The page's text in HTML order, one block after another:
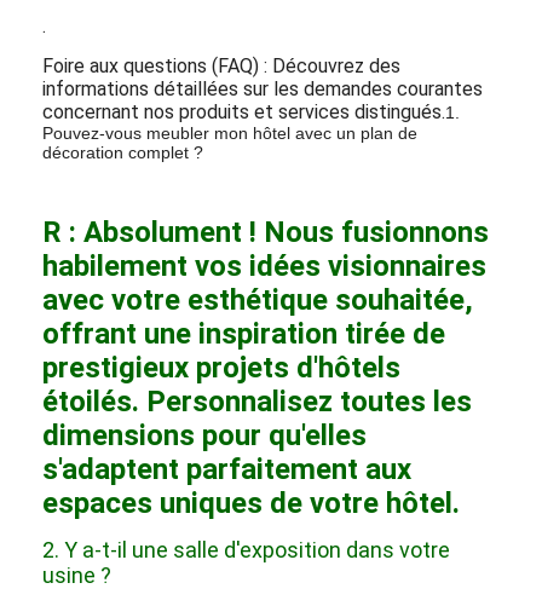
.
Foire aux questions (FAQ) : Découvrez des
informations détaillées sur les demandes courantes
concernant nos produits et services distingués.1.
Pouvez-vous meubler mon hôtel avec un plan de
décoration complet ?
R : Absolument ! Nous fusionnons
habilement vos idées visionnaires
avec votre esthétique souhaitée,
offrant une inspiration tirée de
prestigieux projets d'hôtels
étoilés. Personnalisez toutes les
dimensions pour qu'elles
s'adaptent parfaitement aux
espaces uniques de votre hôtel.
2. Y a-t-il une salle d'exposition dans votre
usine ?